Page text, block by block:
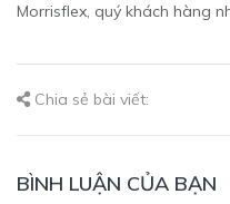
Morrisflex, quý khách hàng
Chia sẻ bài viết:
BÌNH LUẬN CỦA BẠN